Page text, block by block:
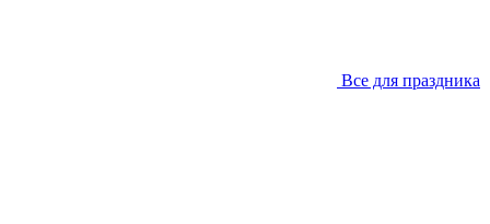
Все для праздника